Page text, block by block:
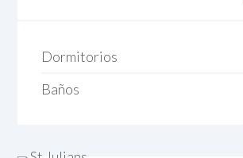
Dormitorios
Baños